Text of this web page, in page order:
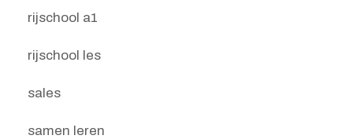
rijschool a1
rijschool les
sales
samen leren